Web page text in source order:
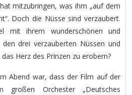
mitzubringen, was ihm „auf dem
Doch die Nüsse sind verzaubert.
mit ihrem wunderschönen und
drei verzauberten Nüssen und
Herz des Prinzen zu erobern?
Abend war, dass der Film auf der
großen Orchester „Deutsches